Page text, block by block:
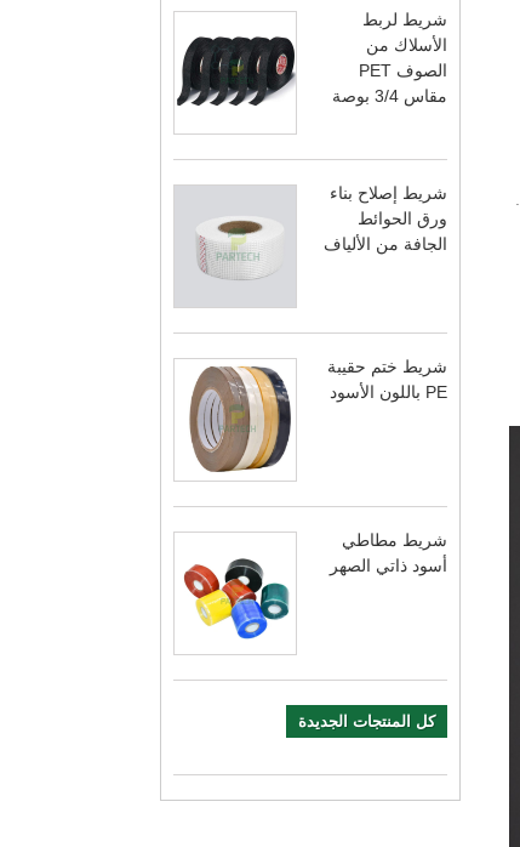
شريط لربط
الأسلاك من
الصوف PET
مقاس 3/4 بوصة
شريط إصلاح بناء
ورق الحوائط
الجافة من الألياف
شريط ختم حقيبة
PE باللون الأسود
شريط مطاطي
أسود ذاتي الصهر
كل المنتجات الجديدة